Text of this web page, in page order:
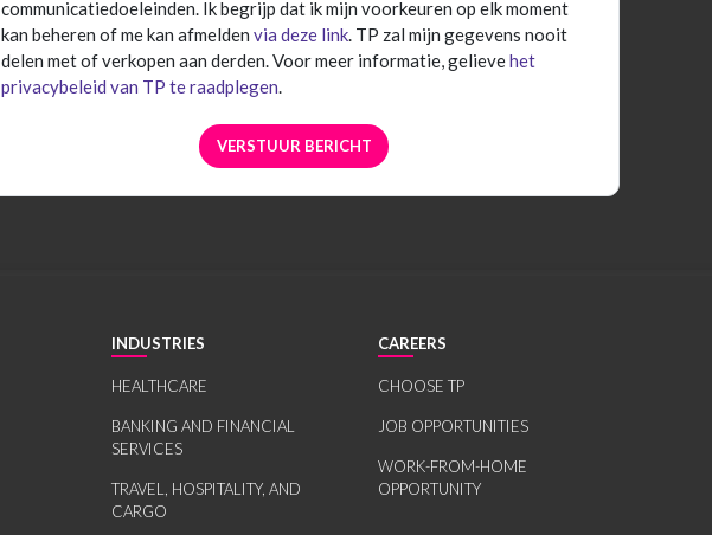
communicatiedoeleinden. Ik begrijp dat ik mijn voorkeuren op elk moment
kan beheren of me kan afmeldenvia deze link . TP zal mijn gegevens nooit
delen met of verkopen aan derden. Voor meer informatie, gelievehet
privacybeleid van TP te raadplegen
INDUSTRIES
HEALTHCARE
BANKING AND FINANCIAL
SERVICES
TRAVEL, HOSPITALITY, AND
CARGO
CAREERS
CHOOSE TP
JOB OPPORTUNITIES
WORK-FROM-HOME
OPPORTUNITY